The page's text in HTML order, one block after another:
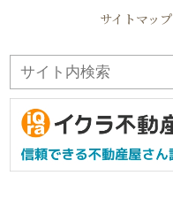
サイトマップ